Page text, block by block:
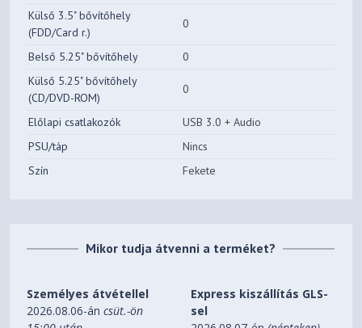
Videokártya maximális
hossza
340 mm
Súly 3.9 kg
Külső 3.5" bővítőhely
(FDD/Card r.)
0
Belső 5.25" bővítőhely
0
Külső 5.25" bővítőhely
(CD/DVD-ROM)
0
Előlapi csatlakozók
USB 3.0 + Audio
PSU/táp
Nincs
Szín
Fekete
Mikor tudja átvenni a terméket?
Személyes átvétellel
2026.08.06-áncsüt.-ön
Express kiszállítás GLS-
sel